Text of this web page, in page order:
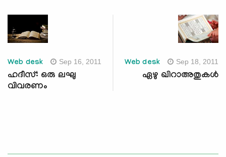
Web desk Sep 16, 2011
ഹദീസ്: ഒരു ലഘു
വിവരണം
Web desk Sep 18, 2011
ഏഴു ഖിറാഅതുകള്‍